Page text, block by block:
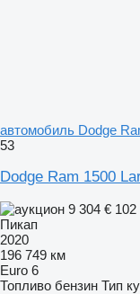
автомобиль Dodge
53
Dodge Ram 1500
9 304 € 102
Пикап
2020
196 749 км
Euro 6
Топливо бензин Тип